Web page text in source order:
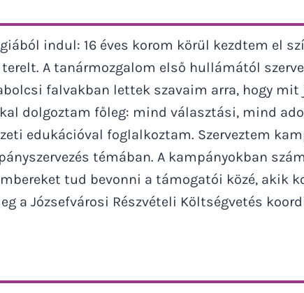
indul: 16 éves korom körül kezdtem el
A tanármozgalom első hullámától
falvakban lettek szavaim arra, hogy
dolgoztam főleg: mind választási, mind
edukációval foglalkoztam. Szerveztem
témában. A kampányokban
tud bevonni a támogatói közé, akik
a Józsefvárosi Részvételi Költségvetés